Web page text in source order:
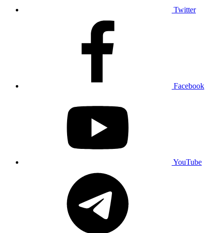
Twitter
Facebook
YouTube